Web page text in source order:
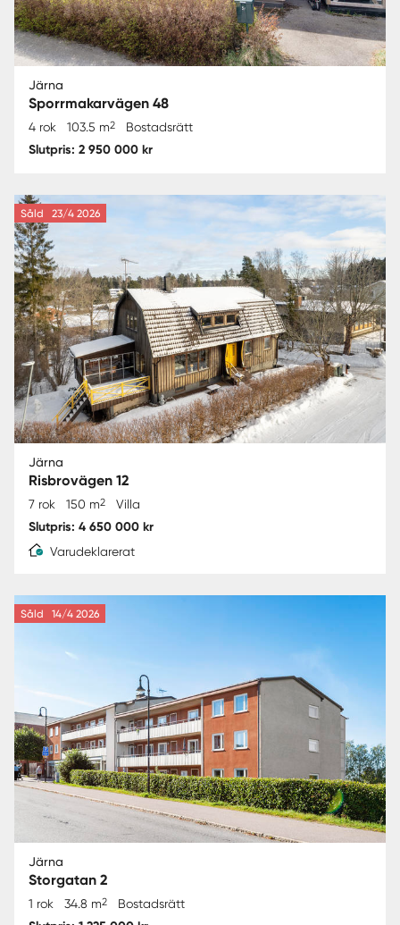
Järna
Sporrmakarvägen 48
4 rok 103.5 m2 Bostadsrätt
Slutpris: 2 950 000 kr
Såld 23/4 2026
Järna
Risbrovägen 12
7 rok 150 m2 Villa
Slutpris: 4 650 000 kr
Varudeklarerat
Såld 14/4 2026
Järna
Storgatan 2
1 rok 34.8 m2 Bostadsrätt